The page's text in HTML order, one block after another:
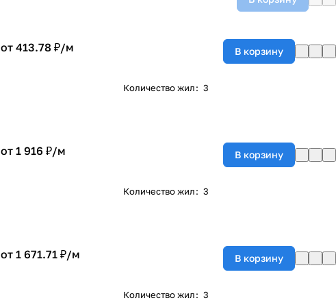
от 413.78 ₽/м В корзину
Количество жил: 3
от 1 916 ₽/м В корзину
Количество жил: 3
от 1 671.71 ₽/м В корзину
Количество жил: 3